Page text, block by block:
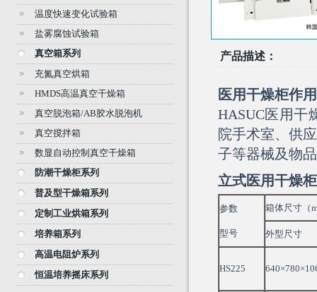
温度快速变化试验箱
盐雾腐蚀试验箱
真空箱系列
充氮真空烘箱
HMDS高温真空干燥箱
真空脱泡箱/AB胶水脱泡机
真空搅拌箱
数显自动控制真空干燥箱
防潮干燥柜系列
普及型干燥箱系列
定制工业烘箱系列
培养箱系列
高温电阻炉系列
恒温培养摇床系列
产品描述：
医用干燥柜作
HASUC医用干
院手术室、供
子等器械及物
立式医用干燥柜
参数
型号
箱体尺寸（
外型尺寸
HS225